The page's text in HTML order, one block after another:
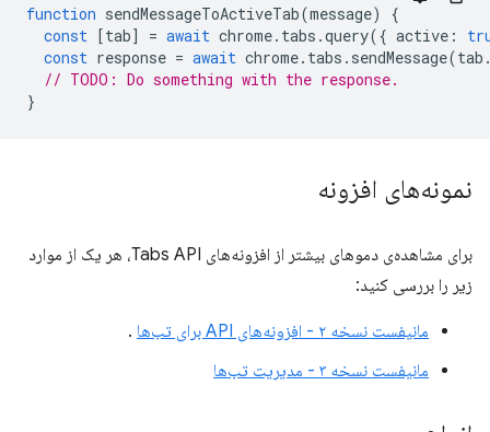
function sendMessageToActiveTab(message)
{
const [tab] = await chrome. tabs .query({ active :
const response = await chrome. tabs . sendMessage(tab
// TODO: Do something with the response.
}
نمونه‌های افزونه
برای مشاهده‌ی دموهای بیشتر از افزونه‌های Tabs API، هر یک از موارد
زیر را بررسی کنید:
مانیفست نسخه ۲ - افزونه‌های API برای تب‌ها
.
مانیفست نسخه ۳ - مدیریت تب‌ها